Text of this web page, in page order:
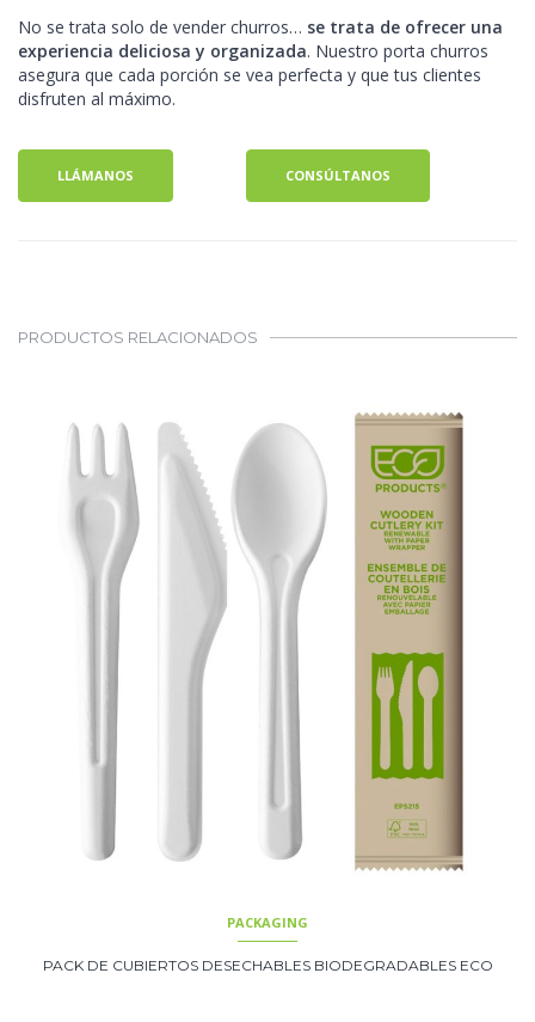
No se trata solo de vender churros… se trata de ofrecer una
experiencia deliciosa y organizada. Nuestro porta churros
asegura que cada porción se vea perfecta y que tus clientes
disfruten al máximo.
LLÁMANOS CONSÚLTANOS
PRODUCTOS RELACIONADOS
PACKAGING
PACK DE CUBIERTOS DESECHABLES BIODEGRADABLES ECO